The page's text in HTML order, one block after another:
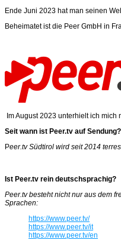
Ende Juni 2023 hat man seinen
Beheimatet ist die Peer GmbH in
Im August 2023 unterhielt ich mich
Seit wann ist Peer.tv auf Sendung?
Peer.tv Südtirol wird seit 2014
Ist Peer.tv rein deutschsprachig?
Peer.tv besteht nicht nur aus dem
Sprachen:
https://www.peer.tv/
https://www.peer.tv/it
https://www.peer.tv/en